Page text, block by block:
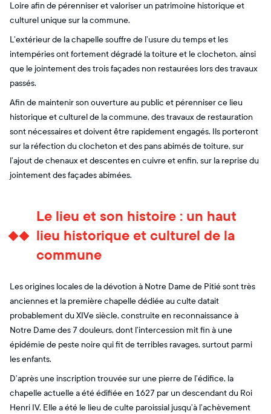
Loire afin de pérenniser et valoriser un patrimoine historique et
culturel unique sur la commune.
L’extérieur de la chapelle souffre de l’usure du temps et les
intempéries ont fortement dégradé la toiture et le clocheton, ainsi
que le jointement des trois façades non restaurées lors des travaux
passés.
Afin de maintenir son ouverture au public et pérenniser ce lieu
historique et culturel de la commune, des travaux de restauration
sont nécessaires et doivent être rapidement engagés. Ils porteront
sur la réfection du clocheton et des pans abimés de toiture, sur
l’ajout de chenaux et descentes en cuivre et enfin, sur la reprise du
jointement des façades abimées.
Le lieu et son histoire : un haut
lieu historique et culturel de la
commune
Les origines locales de la dévotion à Notre Dame de Pitié sont très
anciennes et la première chapelle dédiée au culte datait
probablement du XIVe siècle, construite en reconnaissance à
Notre Dame des 7 douleurs, dont l’intercession mit fin à une
épidémie de peste noire qui fit de terribles ravages, surtout parmi
les enfants.
D’après une inscription trouvée sur une pierre de l’édifice, la
chapelle actuelle a été édifiée en 1627 par un descendant du Roi
Henri IV. Elle a été le lieu de culte paroissial jusqu’à l’achèvement